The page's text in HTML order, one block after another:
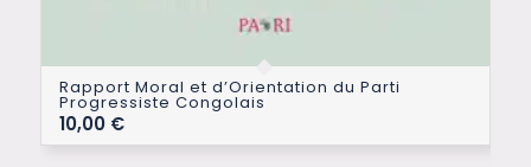
Rapport Moral et d’Orientation du Parti
Progressiste Congolais
10,00 €